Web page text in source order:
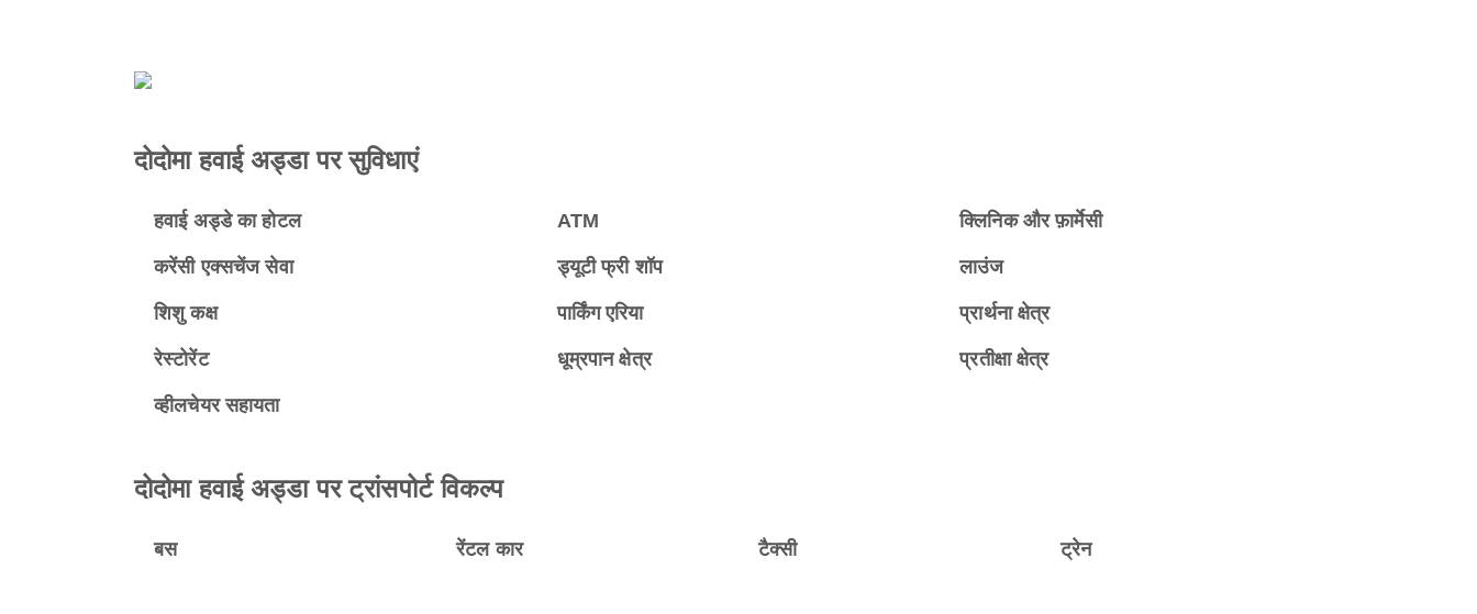
दोदोमा हवाई अड्डा पर सुविधाएं
हवाई अड्डे का होटल ATM क्लिनिक और फ़ार्मेसी
करेंसी एक्सचेंज सेवा ड्यूटी फ्री शॉप लाउंज
शिशु कक्ष पार्किंग एरिया प्रार्थना क्षेत्र
रेस्टोरेंट धूम्रपान क्षेत्र प्रतीक्षा क्षेत्र
व्हीलचेयर सहायता
दोदोमा हवाई अड्डा पर ट्रांसपोर्ट विकल्प
बस रेंटल कार टैक्सी ट्रेन